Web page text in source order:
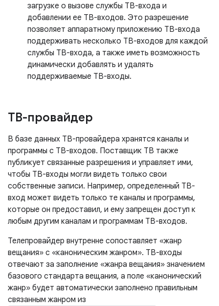
загрузке о вызове службы ТВ-входа и
добавлении ее ТВ-входов. Это разрешение
позволяет аппаратному приложению ТВ-входа
поддерживать несколько ТВ-входов для каждой
службы ТВ-входа, а также иметь возможность
динамически добавлять и удалять
поддерживаемые ТВ-входы.
ТВ-провайдер
В базе данных ТВ-провайдера хранятся каналы и
программы с ТВ-входов. Поставщик ТВ также
публикует связанные разрешения и управляет ими,
чтобы ТВ-входы могли видеть только свои
собственные записи. Например, определенный ТВ-
вход может видеть только те каналы и программы,
которые он предоставил, и ему запрещен доступ к
любым другим каналам и программам ТВ-входов.
Телепровайдер внутренне сопоставляет «жанр
вещания» с «каноническим жанром». ТВ-входы
отвечают за заполнение «жанра вещания» значением
базового стандарта вещания, а поле «канонический
жанр» будет автоматически заполнено правильным
связанным жанром из